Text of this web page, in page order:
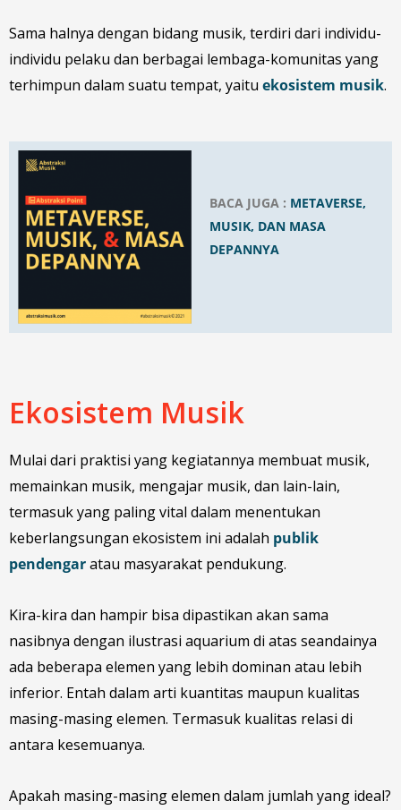
Sama halnya dengan bidang musik, terdiri dari individu-
individu pelaku dan berbagai lembaga-komunitas yang
terhimpun dalam suatu tempat, yaitu ekosistem musik.
BACA JUGA : METAVERSE,
MUSIK, DAN MASA
DEPANNYA
Ekosistem Musik
Mulai dari praktisi yang kegiatannya membuat musik,
memainkan musik, mengajar musik, dan lain-lain,
termasuk yang paling vital dalam menentukan
keberlangsungan ekosistem ini adalah publik
pendengaratau masyarakat pendukung.
Kira-kira dan hampir bisa dipastikan akan sama
nasibnya dengan ilustrasi aquarium di atas seandainya
ada beberapa elemen yang lebih dominan atau lebih
inferior. Entah dalam arti kuantitas maupun kualitas
masing-masing elemen. Termasuk kualitas relasi di
antara kesemuanya.
Apakah masing-masing elemen dalam jumlah yang ideal?